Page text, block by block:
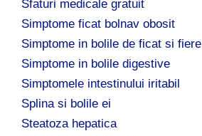
Sfaturi medicale gratuit
Simptome ficat bolnav obosit
Simptome in bolile de ficat si fiere
Simptome in bolile digestive
Simptomele intestinului iritabil
Splina si bolile ei
Steatoza hepatica